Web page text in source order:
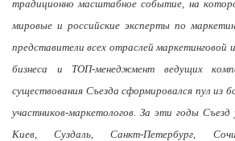
традиционно масштабное событие, на
мировые и российские эксперты по
представители всех отраслей маркетинговой
бизнеса и ТОП-менеджмент ведущих
существования Съезда сформировался пул из
участников-маркетологов. За эти годы Съезд
Киев, Суздаль, Санкт-Петербург,